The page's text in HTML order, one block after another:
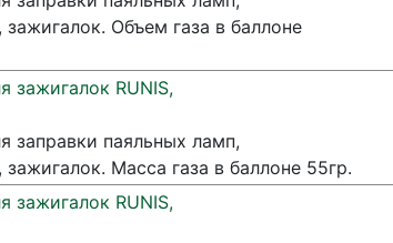
Объем газа в баллоне
зажигалок RUNIS,
заправки паяльных ламп,
Масса газа в баллоне 55гр.
зажигалок RUNIS,